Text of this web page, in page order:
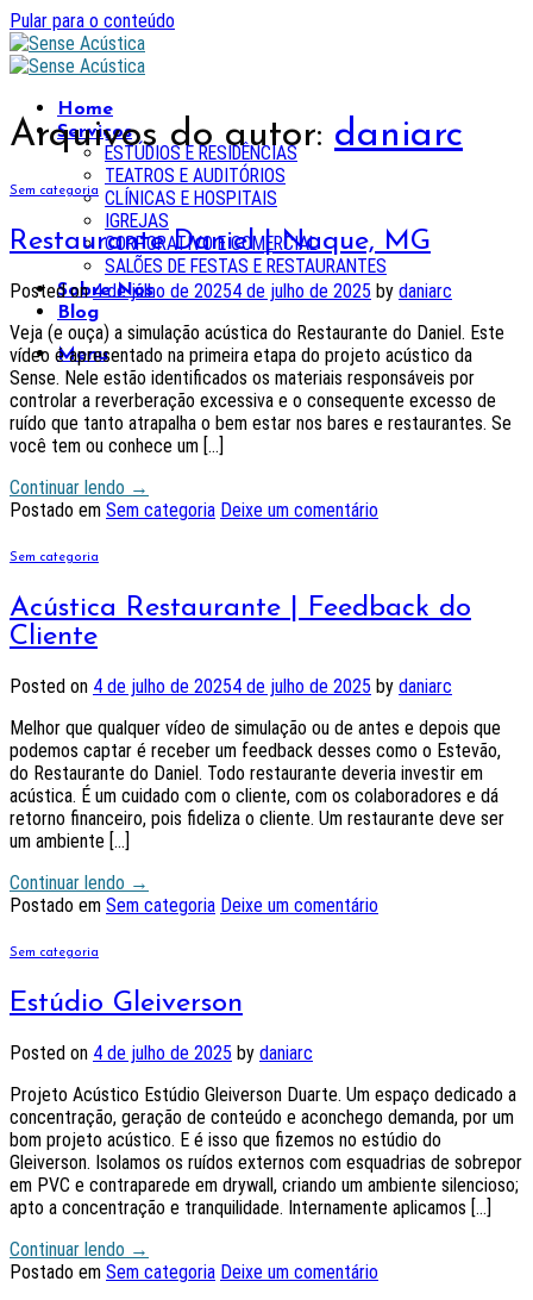
Pular para o conteúdo
Home
Serviços
ESTÚDIOS E RESIDÊNCIAS
TEATROS E AUDITÓRIOS
CLÍNICAS E HOSPITAIS
IGREJAS
CORPORATIVO E COMERCIAL
SALÕES DE FESTAS E RESTAURANTES
Sobre Nós
Blog
Menu
Arquivos do autor: daniarc
Sem categoria
Restaurante Daniel | Naque, MG
Posted on4 de julho de 20254 de julho de 2025 by daniarc
Veja (e ouça) a simulação acústica do Restaurante do Daniel. Este
vídeo é apresentado na primeira etapa do projeto acústico da
Sense. Nele estão identificados os materiais responsáveis por
controlar a reverberação excessiva e o consequente excesso de
ruído que tanto atrapalha o bem estar nos bares e restaurantes. Se
você tem ou conhece um […]
Continuar lendo →
Postado em Sem categoria Deixe um comentário
Sem categoria
Acústica Restaurante | Feedback do
Cliente
Posted on 4 de julho de 20254 de julho de 2025 by daniarc
Melhor que qualquer vídeo de simulação ou de antes e depois que
podemos captar é receber um feedback desses como o Estevão,
do Restaurante do Daniel. Todo restaurante deveria investir em
acústica. É um cuidado com o cliente, com os colaboradores e dá
retorno financeiro, pois fideliza o cliente. Um restaurante deve ser
um ambiente […]
Continuar lendo →
Postado em Sem categoria Deixe um comentário
Sem categoria
Estúdio Gleiverson
Posted on 4 de julho de 2025 by daniarc
Projeto Acústico Estúdio Gleiverson Duarte. Um espaço dedicado a
concentração, geração de conteúdo e aconchego demanda, por um
bom projeto acústico. E é isso que fizemos no estúdio do
Gleiverson. Isolamos os ruídos externos com esquadrias de sobrepor
em PVC e contraparede em drywall, criando um ambiente silencioso;
apto a concentração e tranquilidade. Internamente aplicamos […]
Continuar lendo →
Postado em Sem categoria Deixe um comentário